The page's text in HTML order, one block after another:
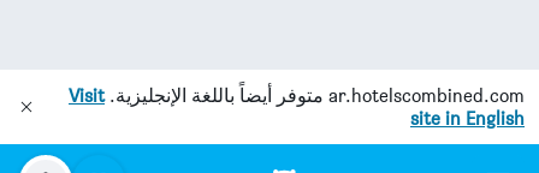
ar.hotelscombined.com متوفر أيضاً باللغة الإنجليزية.Visit
site in English